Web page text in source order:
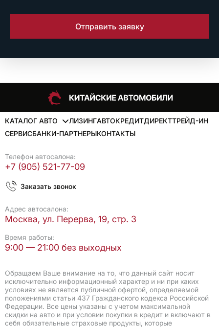
Отправить заявку
КАТАЛОГ АВТО ЛИЗИНГАВТОКРЕДИТДИРЕКТТРЕЙД-ИН
СЕРВИСБАНКИ-ПАРТНЕРЫКОНТАКТЫ
Телефон автосалона:
+7 (905) 521-77-09
Заказать звонок
Адрес автосалона:
Москва, ул. Перерва, 19, стр. 3
Время работы:
9:00 — 21:00 без выходных
Обращаем Ваше внимание на то, что данный сайт носит
исключительно информационный характер и ни при каких
условиях не является публичной офертой, определяемой
положениями статьи 437 Гражданского кодекса Российской
Федерации. Все цены указаны с учетом максимальной
скидки на авто и при условии покупки в кредит и включают в
себя обязательные страховые продукты, которые